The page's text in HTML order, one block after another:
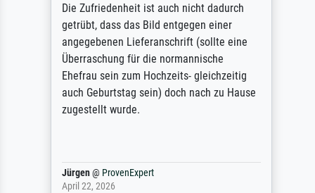
Die Zufriedenheit ist auch nicht dadurch
getrübt, dass das Bild entgegen einer
angegebenen Lieferanschrift (sollte eine
Überraschung für die normannische
Ehefrau sein zum Hochzeits- gleichzeitig
auch Geburtstag sein) doch nach zu Hause
zugestellt wurde.
Jürgen@ProvenExpert
April 22, 2026